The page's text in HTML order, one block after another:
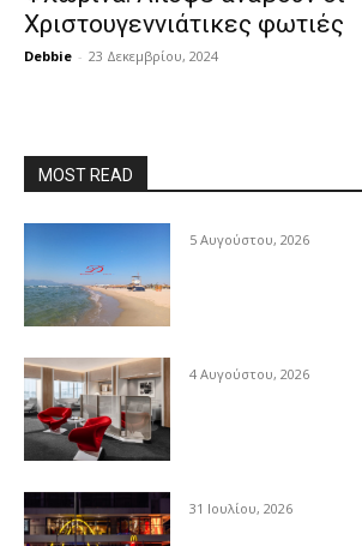
Χριστουγεννιάτικες φωτιές
Debbie - 23 Δεκεμβρίου, 2024
MOST READ
5 Αυγούστου, 2026
4 Αυγούστου, 2026
31 Ιουλίου, 2026